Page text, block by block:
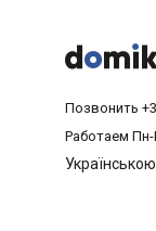
Позвонить
Работаем Пн-
Українською